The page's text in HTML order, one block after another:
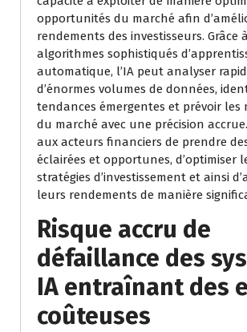
opportunités du marché afin
rendements des investisseurs. Grâce
algorithmes sophistiqués
automatique, l’IA peut analyser
d’énormes volumes de données,
tendances émergentes et prévoir les
du marché avec une précision
aux acteurs financiers de prendre
éclairées et opportunes, d’optimiser
stratégies d’investissement et ainsi
leurs rendements de manière
Risque accru de
défaillance des
IA entraînant des
coûteuses